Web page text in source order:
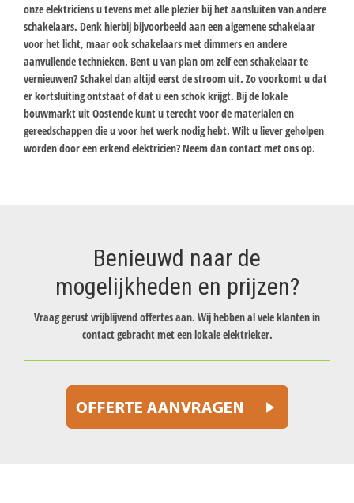
onze elektriciens u tevens met alle plezier bij het aansluiten van andere
schakelaars. Denk hierbij bijvoorbeeld aan een algemene schakelaar
voor het licht, maar ook schakelaars met dimmers en andere
aanvullende technieken. Bent u van plan om zelf een schakelaar te
vernieuwen? Schakel dan altijd eerst de stroom uit. Zo voorkomt u dat
er kortsluiting ontstaat of dat u een schok krijgt. Bij de lokale
bouwmarkt uit Oostende kunt u terecht voor de materialen en
gereedschappen die u voor het werk nodig hebt. Wilt u liever geholpen
worden door een erkend elektricien? Neem dan contact met ons op.
Benieuwd naar de
mogelijkheden en prijzen?
Vraag gerust vrijblijvend offertes aan. Wij hebben al vele klanten in
contact gebracht met een lokale elektrieker.